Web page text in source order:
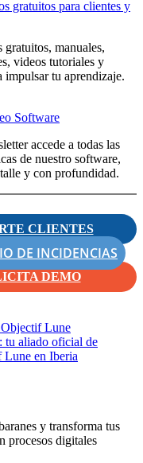
gratuitos para clientes y
gratuitos, manuales,
videos tutoriales y
impulsar tu aprendizaje.
Software
accede a todas las
de nuestro software,
y con profundidad.
CLIENTES
DE INCIDENCIAS
DEMO
Lune
tu aliado oficial de
en Iberia
y transforma tus
procesos digitales